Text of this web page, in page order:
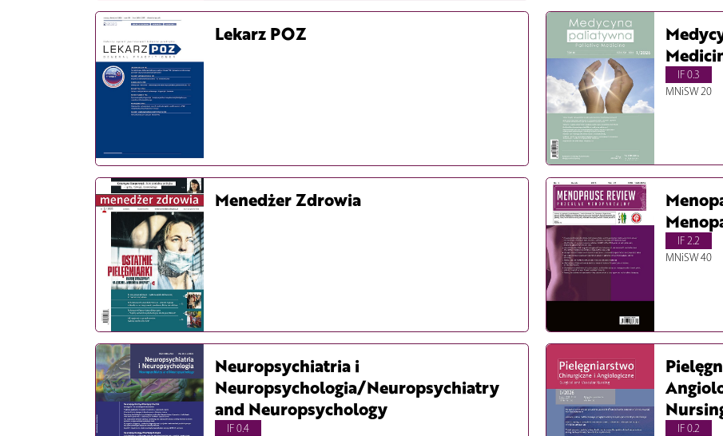
Lekarz POZ
IF 0.3
MNiSW 20
Menedżer Zdrowia
IF 2.2
MNiSW 40
Neuropsychiatria i
Neuropsychologia/Neuropsychiatry
and Neuropsychology
IF 0.4
IF 0.2